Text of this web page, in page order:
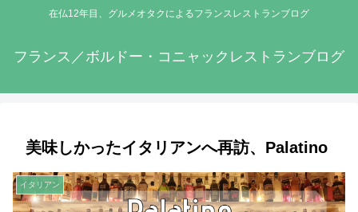
在仏12年目、グルメオタクによるフランスレストランブログ
フランス／ボルドー・コニャックレストランブログ
美味しかったイタリアンへ再訪、Palatino
イタリアン